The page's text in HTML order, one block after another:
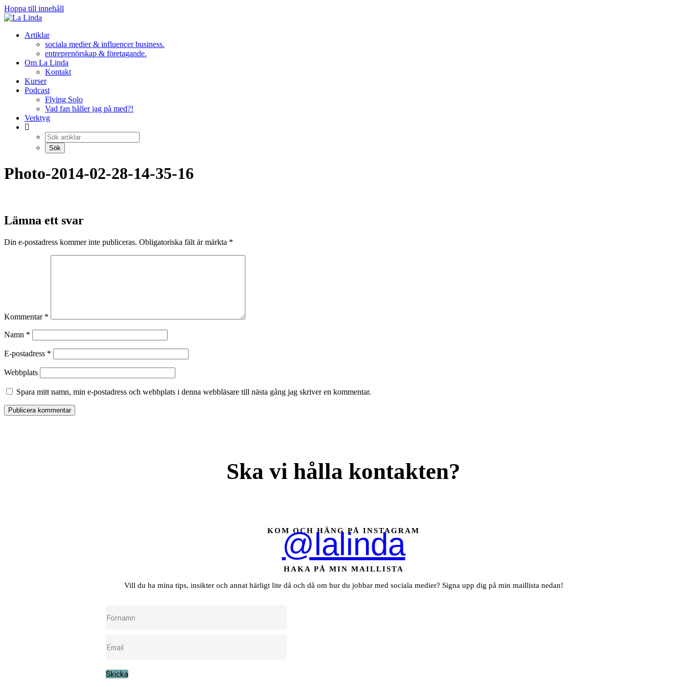
Hoppa till innehåll
Artiklar
sociala medier & influencer business.
entreprenörskap & företagande.
Om La Linda
Kontakt
Kurser
Podcast
Flying Solo
Vad fan håller jag på med?!
Verktyg
Photo-2014-02-28-14-35-16
Lämna ett svar
Din e-postadress kommer inte publiceras. Obligatoriska fält är märkta *
Kommentar *
Namn *
E-postadress *
Webbplats
Spara mitt namn, min e-postadress och webbplats i denna webbläsare till nästa gång jag skriver en kommentar.
Ska vi hålla kontakten?
KOM OCH HÄNG PÅ INSTAGRAM
@lalinda
HAKA PÅ MIN MAILLISTA
Vill du ha mina tips, insikter och annat härligt lite då och då om hur du jobbar med sociala medier? Signa upp dig på min maillista nedan!
Skicka